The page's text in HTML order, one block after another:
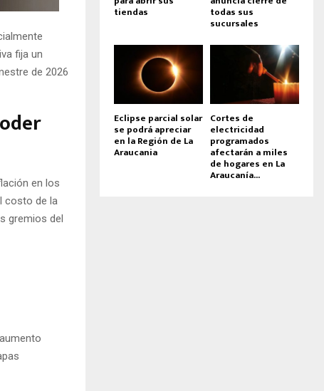
fija un
de 2026
en los
costo de la
gremios del
tiendas todas sus
sucursales
Eclipse parcial solar
se podrá apreciar
en la Región de La
Araucania
Cortes de
electricidad
programados
afectarán a miles
de hogares en La
Araucanía...